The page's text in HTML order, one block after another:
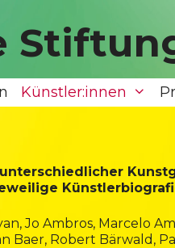
Künstler:innen
, Jo Ambros, Marcelo
Baer, Robert Bärwald ,